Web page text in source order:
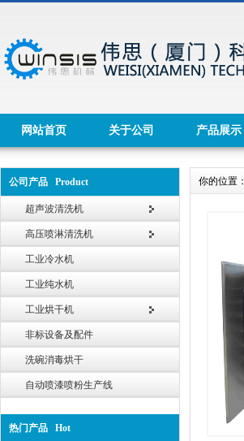
网站首页 关于公司 产品展示
公司产品 Product
超声波清洗机
高压喷淋清洗机
工业冷水机
工业纯水机
工业烘干机
非标设备及配件
洗碗消毒烘干
自动喷漆喷粉生产线
热门产品 Hot
你的位置：